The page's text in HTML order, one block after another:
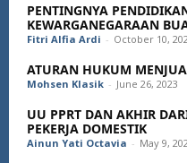
PENTINGNYA
KEWARGANEGARAAN
Fitri Alfia Ardi - October 10,
ATURAN HUKUM
Mohsen Klasik - June 26, 2023
UU PPRT DAN AKHIR
PEKERJA DOMESTIK
Ainun Yati Octavia - May 9,